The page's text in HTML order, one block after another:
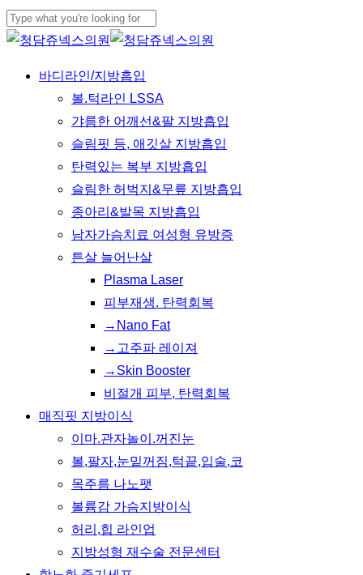
Skip
to
content
Close
Menu
바디라인/지방흡입
볼.턱라인 LSSA
갸름한 어깨선&팔 지방흡입
슬림핏 등, 애깃살 지방흡입
탄력있는 복부 지방흡입
슬림한 허벅지&무릎 지방흡입
종아리&발목 지방흡입
남자가슴치료 여성형 유방증
튼살 늘어난살
Plasma Laser
피부재생. 탄력회복
→Nano Fat
→고주파 레이져
→Skin Booster
비절개 피부, 탄력회복
매직핏 지방이식
이마.관자놀이.꺼진눈
볼,팔자,눈밑꺼짐,턱끝,입술,코
목주름 나노팻
볼륨감 가슴지방이식
허리,힙 라인업
지방성형 재수술 전문센터